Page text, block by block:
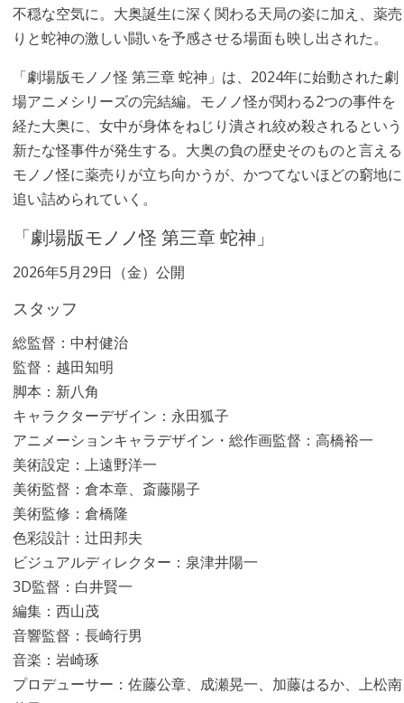
不穏な空気に。大奥誕生に深く関わる天局の姿に加え、薬売
りと蛇神の激しい闘いを予感させる場面も映し出された。
「劇場版モノノ怪 第三章 蛇神」は、2024年に始動された劇
場アニメシリーズの完結編。モノノ怪が関わる2つの事件を
経た大奥に、女中が身体をねじり潰され絞め殺されるという
新たな怪事件が発生する。大奥の負の歴史そのものと言える
モノノ怪に薬売りが立ち向かうが、かつてないほどの窮地に
追い詰められていく。
「劇場版モノノ怪 第三章 蛇神」
2026年5月29日（金）公開
スタッフ
総監督：中村健治
監督：越田知明
脚本：新八角
キャラクターデザイン：永田狐子
アニメーションキャラデザイン・総作画監督：高橋裕一
美術設定：上遠野洋一
美術監督：倉本章、斎藤陽子
美術監修：倉橋隆
色彩設計：辻󠄀田邦夫
ビジュアルディレクター：泉津井陽一
3D監督：白井賢一
編集：西山茂
音響監督：長崎行男
音楽：岩崎琢
プロデューサー：佐藤公章、成瀬晃一、加藤はるか、上松南